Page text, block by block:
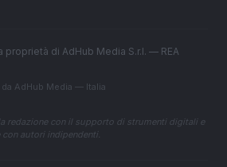
di AdHub Media S.r.l. — REA
AdHub Media — Italia
redazione con il supporto di strumenti digitali e
autori indipendenti.